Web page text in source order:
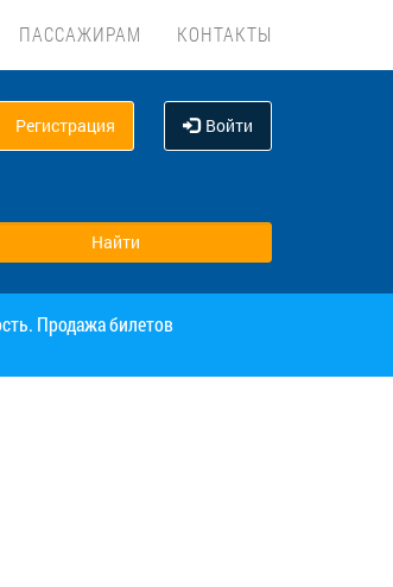
ПАССАЖИРАМ КОНТАКТЫ
Регистрация Войти
Продажа билетов